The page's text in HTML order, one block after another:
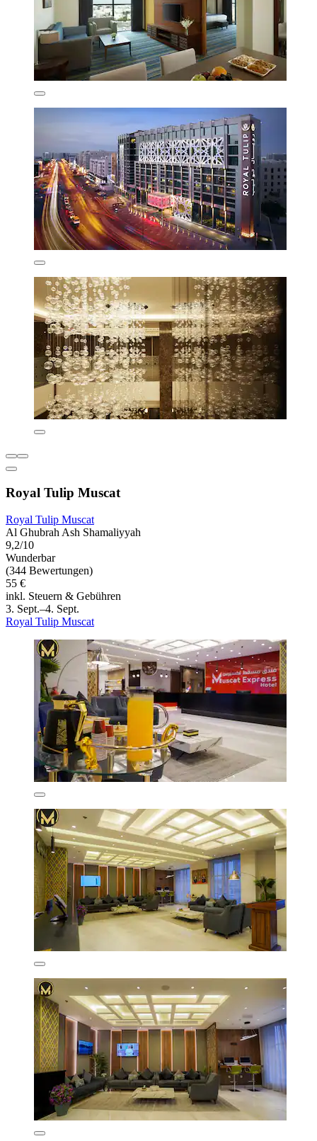
Royal Tulip Muscat
Royal Tulip Muscat
Al Ghubrah Ash Shamaliyyah
9,2/10
Wunderbar
(344 Bewertungen)
55 €
inkl. Steuern & Gebühren
3. Sept.–4. Sept.
Royal Tulip Muscat